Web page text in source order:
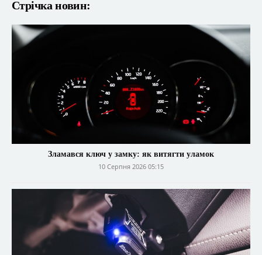
Стрічка новин:
Зламався ключ у замку: як витягти уламок
10 Серпня 2026 05:15